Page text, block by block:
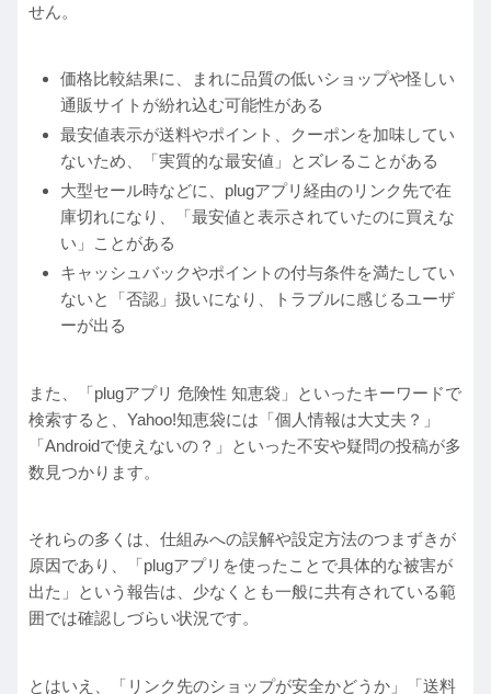
せん。
価格比較結果に、まれに品質の低いショップや怪しい
通販サイトが紛れ込む可能性がある
最安値表示が送料やポイント、クーポンを加味してい
ないため、「実質的な最安値」とズレることがある
大型セール時などに、plugアプリ経由のリンク先で在
庫切れになり、「最安値と表示されていたのに買えな
い」ことがある
キャッシュバックやポイントの付与条件を満たしてい
ないと「否認」扱いになり、トラブルに感じるユーザ
ーが出る
また、「plugアプリ 危険性 知恵袋」といったキーワードで
検索すると、Yahoo!知恵袋には「個人情報は大丈夫？」
「Androidで使えないの？」といった不安や疑問の投稿が多
数見つかります。
それらの多くは、仕組みへの誤解や設定方法のつまずきが
原因であり、「plugアプリを使ったことで具体的な被害が
出た」という報告は、少なくとも一般に共有されている範
囲では確認しづらい状況です。
とはいえ、「リンク先のショップが安全かどうか」「送料